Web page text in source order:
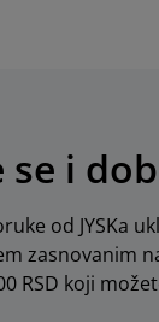
i
od JYSKa
zasnovanim
RSD koji